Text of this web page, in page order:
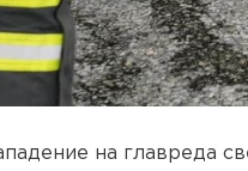
на главреда